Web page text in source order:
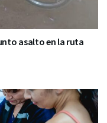
asalto en la ruta